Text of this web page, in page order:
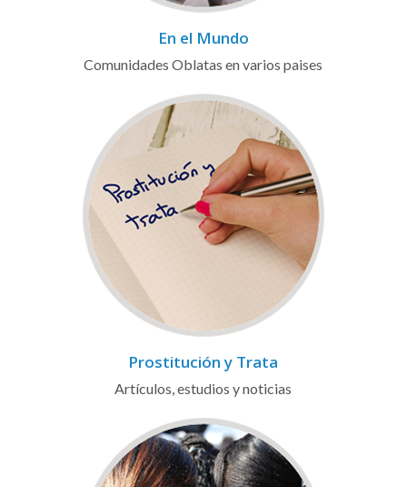
En el Mundo
Comunidades Oblatas en varios paises
Prostitución y Trata
Artículos, estudios y noticias